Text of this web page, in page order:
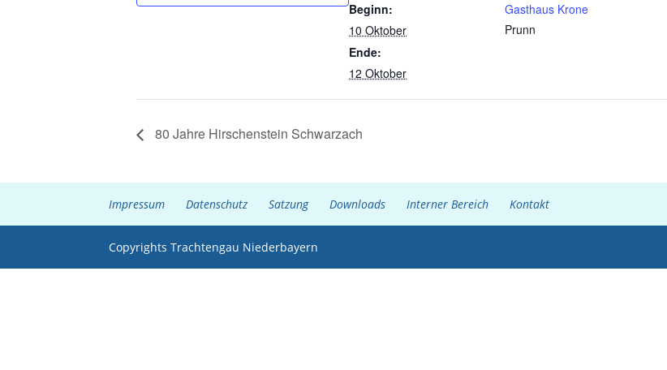
Beginn:
10 Oktober
Ende:
12 Oktober
Gasthaus Krone
Prunn
80 Jahre Hirschenstein Schwarzach
Impressum Datenschutz Satzung Downloads Interner Bereich Kontakt
Copyrights Trachtengau Niederbayern